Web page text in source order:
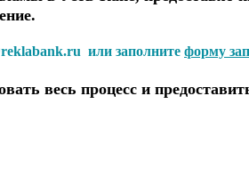
или заполните форму
весь процесс и